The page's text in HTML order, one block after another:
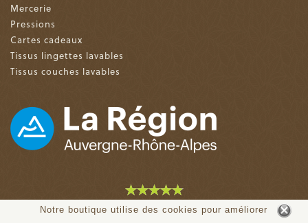
Notre boutique utilise des cookies pour améliorer
Mercerie
Pressions
Cartes cadeaux
Tissus lingettes lavables
Tissus couches lavables
4.9 sur 5 (153 avis)